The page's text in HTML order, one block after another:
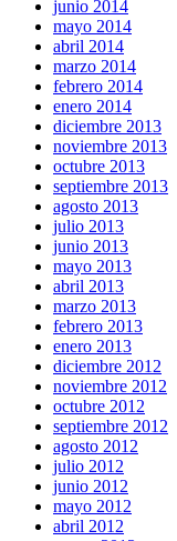
junio 2014
mayo 2014
abril 2014
marzo 2014
febrero 2014
enero 2014
diciembre 2013
noviembre 2013
octubre 2013
septiembre 2013
agosto 2013
julio 2013
junio 2013
mayo 2013
abril 2013
marzo 2013
febrero 2013
enero 2013
diciembre 2012
noviembre 2012
octubre 2012
septiembre 2012
agosto 2012
julio 2012
junio 2012
mayo 2012
abril 2012